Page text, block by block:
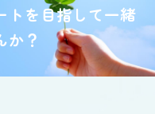
トを目指して一緒
か？